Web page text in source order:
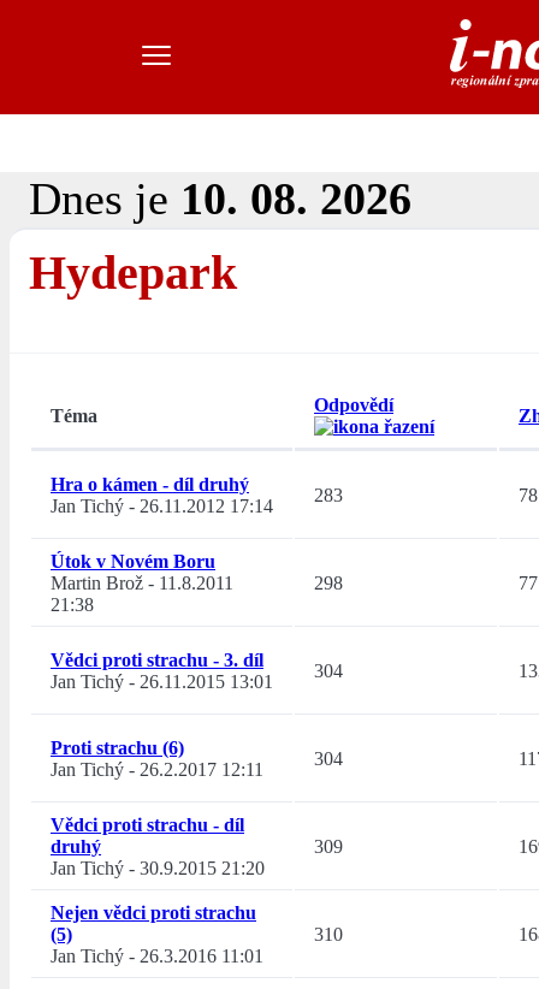
Dnes je 10. 08. 2026
Hydepark
Téma
Odpovědí
Hra o kámen - díl druhý
Jan Tichý - 26.11.2012 17:14
283
Útok v Novém Boru
Martin Brož - 11.8.2011
21:38
298
Vědci proti strachu - 3. díl
Jan Tichý - 26.11.2015 13:01
304
Proti strachu (6)
Jan Tichý - 26.2.2017 12:11
304
Vědci proti strachu - díl
druhý
Jan Tichý - 30.9.2015 21:20
309
Nejen vědci proti strachu
(5)
Jan Tichý - 26.3.2016 11:01
310